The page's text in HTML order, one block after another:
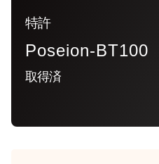
特許
Poseion-BT100
取得済